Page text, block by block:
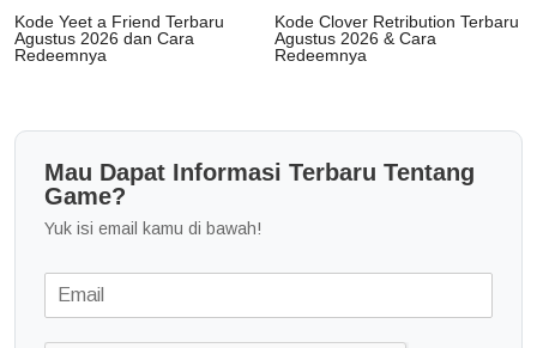
Kode Yeet a Friend Terbaru
Agustus 2026 dan Cara
Redeemnya
Kode Clover Retribution Terbaru
Agustus 2026 & Cara
Redeemnya
Mau Dapat Informasi Terbaru Tentang
Game?
Yuk isi email kamu di bawah!